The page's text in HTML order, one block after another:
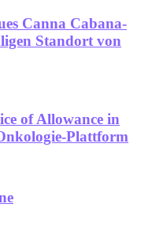
Canna Cabana-
Standort von
of Allowance in
Plattform